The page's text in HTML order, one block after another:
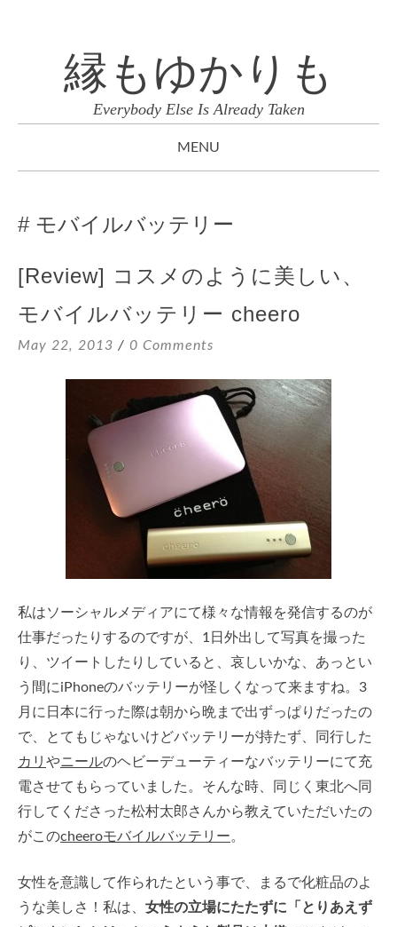
縁もゆかりも
Everybody Else Is Already Taken
MENU
CONTENT
モバイルバッテリー
[Review] コスメのように美しい、
モバイルバッテリー cheero
May 22, 2013 0 Comments
私はソーシャルメディアにて様々な情報を発信するのが
仕事だったりするのですが、1日外出して写真を撮った
り、ツイートしたりしていると、哀しいかな、あっとい
う間にiPhoneのバッテリーが怪しくなって来ますね。3
月に日本に行った際は朝から晩まで出ずっぱりだったの
で、とてもじゃないけどバッテリーが持たず、同行した
カリ やニールのヘビーデューティーなバッテリーにて充
電させてもらっていました。そんな時、同じく東北へ同
行してくださった松村太郎さんから教えていただいたの
がこのcheeroモバイルバッテリー。
女性を意識して作られたという事で、まるで化粧品のよ
うな美しさ！私は、 女性の立場にたたずに「とりあえず